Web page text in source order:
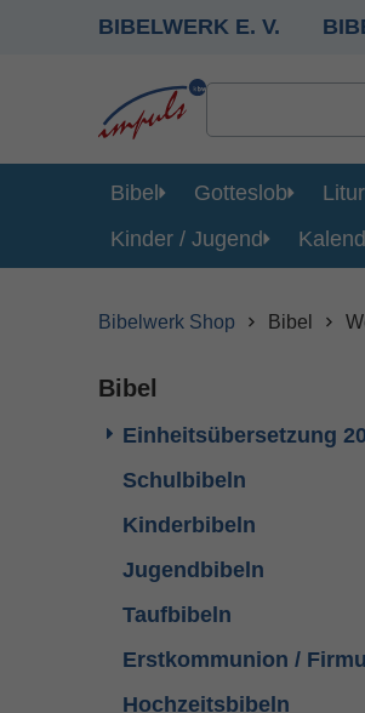
BIBELWERK E. V.
Bibel Gotteslob
Kinder / Jugend
Bibelwerk Shop Bibel
Bibel
Einheitsübersetzung
Schulbibeln
Kinderbibeln
Jugendbibeln
Taufbibeln
Erstkommunion /
Hochzeitsbibeln